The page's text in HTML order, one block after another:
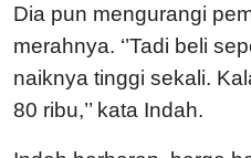
Dia pun mengurangi
merahnya. ‘’Tadi beli
naiknya tinggi sekali.
80 ribu,’’ kata Indah.